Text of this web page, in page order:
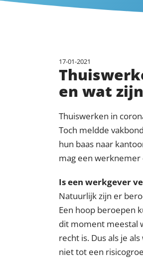
17-01-2021
en wat
Thuiswerken in
Toch meldde
hun baas naar
mag een werknemer
Is een werkgever
Natuurlijk zijn er
Een hoop beroepen
dit moment meestal
recht is. Dus als je
niet tot een